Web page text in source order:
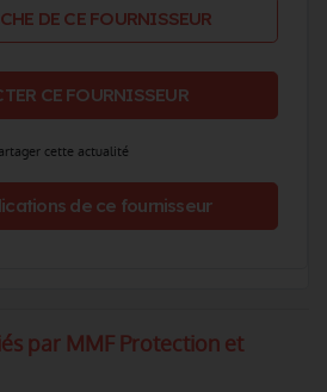
DE CE FOURNISSEUR
CE FOURNISSEUR
cette actualité
de ce fournisseur
par MMF Protection et